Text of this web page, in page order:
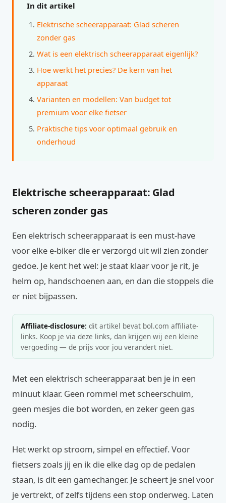
In dit artikel
Elektrische scheerapparaat: Glad scheren
zonder gas
Wat is een elektrisch scheerapparaat eigenlijk?
Hoe werkt het precies? De kern van het
apparaat
Varianten en modellen: Van budget tot
premium voor elke fietser
Praktische tips voor optimaal gebruik en
onderhoud
Elektrische scheerapparaat: Glad
scheren zonder gas
Een elektrisch scheerapparaat is een must-have
voor elke e-biker die er verzorgd uit wil zien zonder
gedoe. Je kent het wel: je staat klaar voor je rit, je
helm op, handschoenen aan, en dan die stoppels die
er niet bijpassen.
Affiliate-disclosure: dit artikel bevat bol.com affiliate-
links. Koop je via deze links, dan krijgen wij een kleine
vergoeding — de prijs voor jou verandert niet.
Met een elektrisch scheerapparaat ben je in een
minuut klaar. Geen rommel met scheerschuim,
geen mesjes die bot worden, en zeker geen gas
nodig.
Het werkt op stroom, simpel en effectief. Voor
fietsers zoals jij en ik die elke dag op de pedalen
staan, is dit een gamechanger. Je scheert je snel voor
je vertrekt, of zelfs tijdens een stop onderweg. Laten